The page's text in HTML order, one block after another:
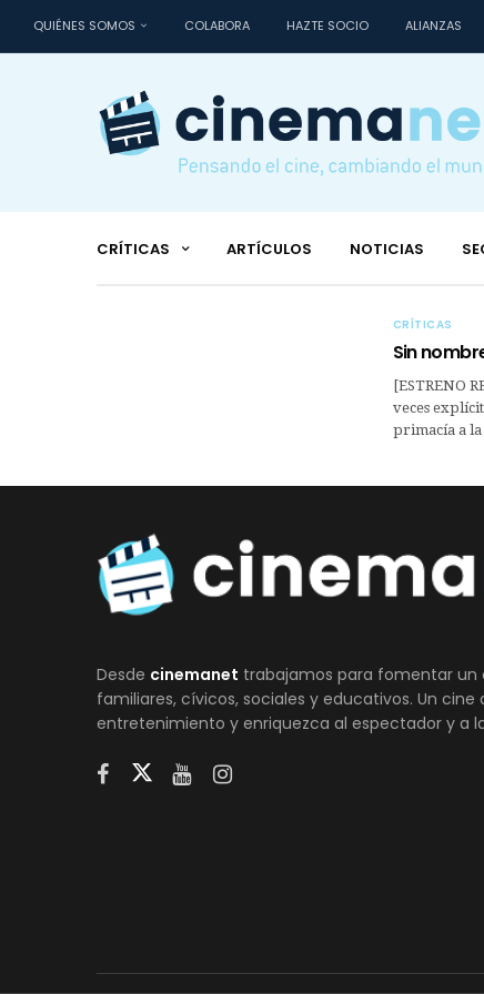
QUIÉNES SOMOS COLABORA HAZTE SOCIO ALIANZAS
CRÍTICAS ARTÍCULOS NOTICIAS
CRÍTICAS
Sin
[ESTRENO
veces
primacía a
Desde cinemanet trabajamos para fomentar un
familiares, cívicos, sociales y educativos. Un cine
entretenimiento y enriquezca al espectador y a